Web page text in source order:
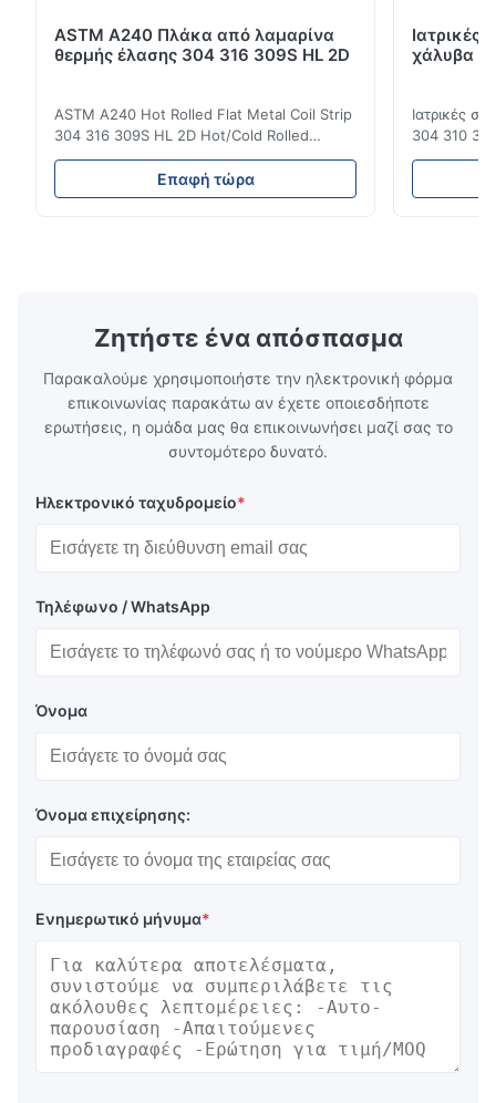
ASTM A240 Πλάκα από λαμαρίνα
θερμής έλασης 304 316 309S HL 2D
ASTM A240 Hot Rolled Flat Metal Coil Strip
304 316 309S HL 2D Hot/Cold Rolled
Stainless Steel Coil Strip 304 316 309S 310
310S 316L 321 ASTM A240 Προδιαγραφές
προϊόντος Όνομα προϊόντος Πηνίο /
Επαφή τώρα
χάλυβα
Ιατρικές
304 310
χάλυβας
Ζητήστε ένα απόσπασμα
Παρακαλούμε χρησιμοποιήστε την ηλεκτρονική φόρμα
επικοινωνίας παρακάτω αν έχετε οποιεσδήποτε
ερωτήσεις, η ομάδα μας θα επικοινωνήσει μαζί σας το
συντομότερο δυνατό.
Ηλεκτρονικό ταχυδρομείο*
Τηλέφωνο / WhatsApp
Όνομα
Όνομα επιχείρησης:
Ενημερωτικό μήνυμα*